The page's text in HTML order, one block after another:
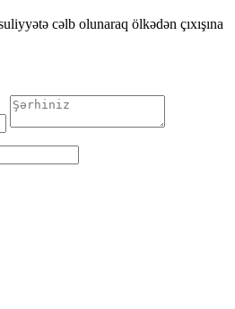
cəlb olunaraq ölkədən çıxışına